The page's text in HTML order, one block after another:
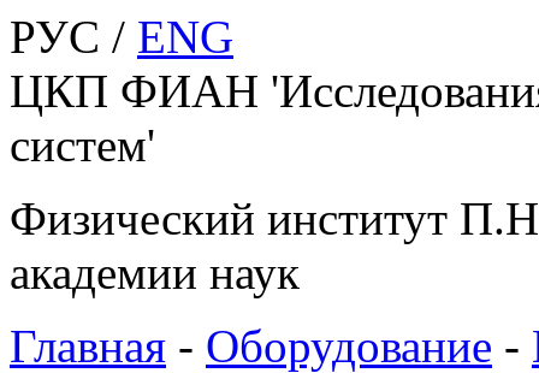
РУС / ENG
ЦКП ФИАН
систем'
Физический институт
академии наук
Главная - Оборудование -